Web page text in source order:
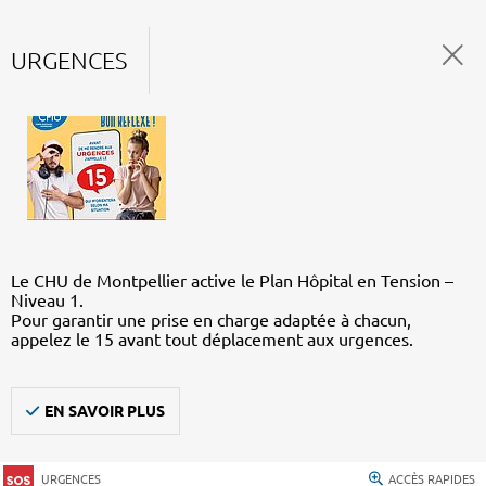
URGENCES
Le CHU de Montpellier active le Plan Hôpital en Tension –
Niveau 1.
Pour garantir une prise en charge adaptée à chacun,
appelez le 15 avant tout déplacement aux urgences.
EN SAVOIR PLUS
URGENCES ACCÈS RAPIDES